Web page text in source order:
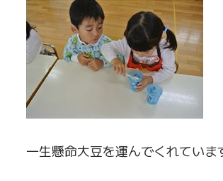
一生懸命大豆を運んでくれていま